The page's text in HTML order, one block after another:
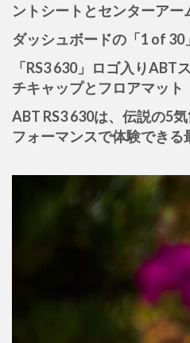
ントシートとセンターアー
ダッシュボードの「1 of 30
「RS3 630」ロゴ入りABT
チキャップとフロアマット
ABT RS3 630は、伝説の5
フォーマンスで体験できる